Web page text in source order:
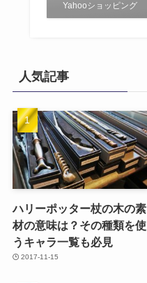
Yahooショッピング
人気記事
ハリーポッター杖の木の素
材の意味は？その種類を使
うキャラ一覧も必見
2017-11-15